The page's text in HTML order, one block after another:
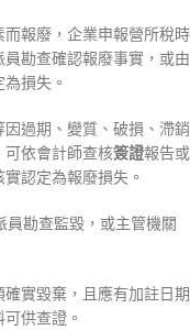
報廢，企業申報營所稅時
勘查確認報廢事實，或由
損失。
過期、變質、破損、滯銷
依會計師查核簽證報告或
認定為報廢損失。
勘查監毀，或主管機關
實毀棄，且應有加註日期
供查證。